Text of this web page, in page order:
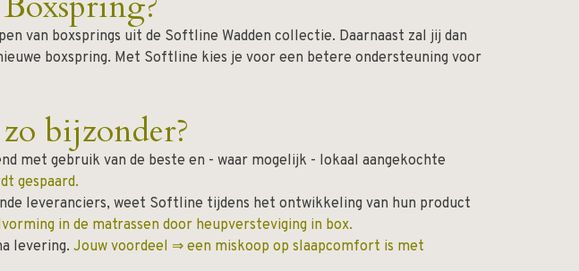
van boxsprings uit de Softline Wadden collectie. Daarnaast zal jij dan
boxspring. Met Softline kies je voor een betere ondersteuning voor
bijzonder?
met gebruik van de beste en - waar mogelijk - lokaal aangekochte
gespaard.
leveranciers, weet Softline tijdens het ontwikkeling van hun product
in de matrassen door heupversteviging in box.
levering. Jouw voordeel ⇒ een miskoop op slaapcomfort is met